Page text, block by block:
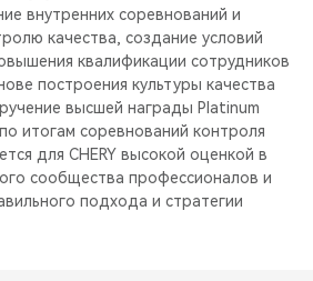
внутренних соревнований и
качества, создание условий
квалификации сотрудников
построения культуры качества
высшей награды Platinum
итогам соревнований контроля
для CHERY высокой оценкой в
сообщества профессионалов и
подхода и стратегии